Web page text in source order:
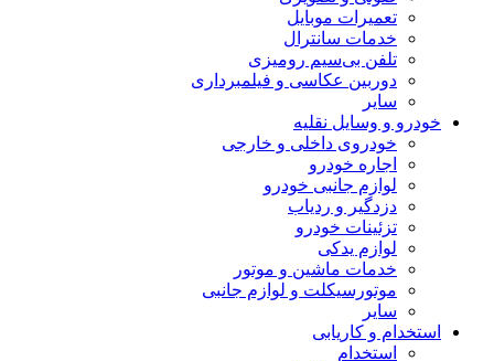
تعمیرات موبایل
خدمات سانترال
تلفن بی‌سیم رومیزی
دوربین عکاسی و فیلمبرداری
سایر
خودرو و وسایل نقلیه
خودروی داخلی و خارجی
اجاره خودرو
لوازم جانبی خودرو
دزدگیر و ردیاب
تزئینات خودرو
لوازم یدکی
خدمات ماشین و موتور
موتورسیکلت و لوازم جانبی
سایر
استخدام و کاریابی
استخدام